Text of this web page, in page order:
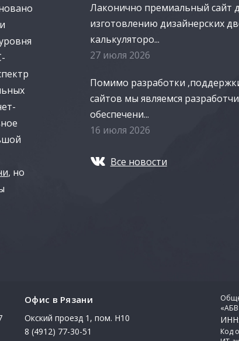
, но
Лаконично премиальный сайт
изготовлению дизайнерских
калькуляторо...
27 июля 2026
Помимо разработки
сайтов мы являемся
обеспечени...
16 июля 2026
Все новости
Офис в Рязани
Окский проезд 1, пом. Н10
8 (4912) 77-30-51
«АБВ
Код